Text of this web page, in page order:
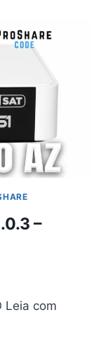
–
Leia com